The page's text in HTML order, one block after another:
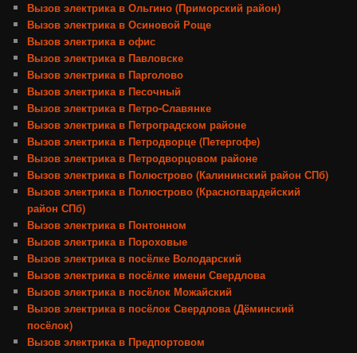
Вызов электрика в Ольгино (Приморский район)
Вызов электрика в Осиновой Роще
Вызов электрика в офис
Вызов электрика в Павловске
Вызов электрика в Парголово
Вызов электрика в Песочный
Вызов электрика в Петро-Славянке
Вызов электрика в Петроградском районе
Вызов электрика в Петродворце (Петергофе)
Вызов электрика в Петродворцовом районе
Вызов электрика в Полюстрово (Калининский район СПб)
Вызов электрика в Полюстрово (Красногвардейский
район СПб)
Вызов электрика в Понтонном
Вызов электрика в Пороховые
Вызов электрика в посёлке Володарский
Вызов электрика в посёлке имени Свердлова
Вызов электрика в посёлок Можайский
Вызов электрика в посёлок Свердлова (Дёминский
посёлок)
Вызов электрика в Предпортовом